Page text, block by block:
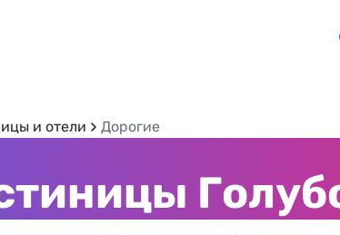
и отели Дорогие